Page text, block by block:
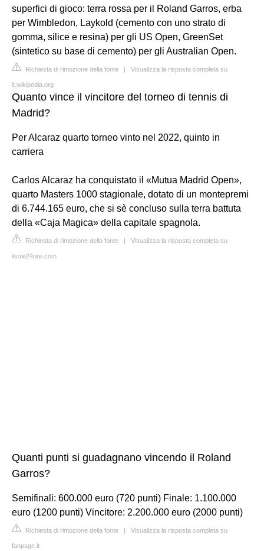
superfici di gioco: terra rossa per il Roland Garros, erba
per Wimbledon, Laykold (cemento con uno strato di
gomma, silice e resina) per gli US Open, GreenSet
(sintetico su base di cemento) per gli Australian Open.
Richiesta di rimozione della fonte | Visualizza la risposta completa su
it.wikipedia.org
Quanto vince il vincitore del torneo di tennis di
Madrid?
Per Alcaraz quarto torneo vinto nel 2022, quinto in
carriera
Carlos Alcaraz ha conquistato il «Mutua Madrid Open»,
quarto Masters 1000 stagionale, dotato di un montepremi
di 6.744.165 euro, che si sè concluso sulla terra battuta
della «Caja Magica» della capitale spagnola.
Richiesta di rimozione della fonte | Visualizza la risposta completa su
ilsole24ore.com
Quanti punti si guadagnano vincendo il Roland
Garros?
Semifinali: 600.000 euro (720 punti) Finale: 1.100.000
euro (1200 punti) Vincitore: 2.200.000 euro (2000 punti)
Richiesta di rimozione della fonte | Visualizza la risposta completa su
fanpage.it